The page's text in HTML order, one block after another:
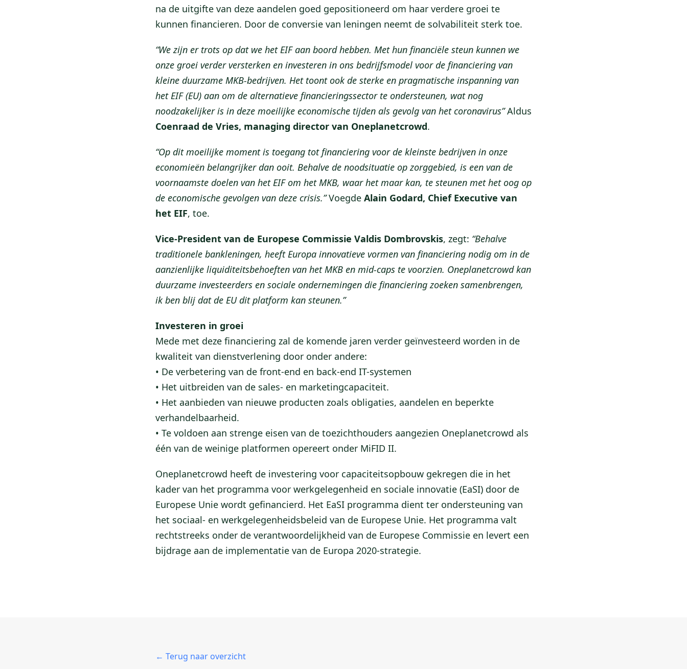
na de uitgifte van deze aandelen goed gepositioneerd om haar verdere groei te
kunnen financieren. Door de conversie van leningen neemt de solvabiliteit sterk toe.
“We zijn er trots op dat we het EIF aan boord hebben. Met hun financiële steun kunnen we
onze groei verder versterken en investeren in ons bedrijfsmodel voor de financiering van
kleine duurzame MKB-bedrijven. Het toont ook de sterke en pragmatische inspanning van
het EIF (EU) aan om de alternatieve financieringssector te ondersteunen, wat nog
noodzakelijker is in deze moeilijke economische tijden als gevolg van het coronavirus”Aldus
Coenraad de Vries, managing director van Oneplanetcrowd.
“Op dit moeilijke moment is toegang tot financiering voor de kleinste bedrijven in onze
economieën belangrijker dan ooit. Behalve de noodsituatie op zorggebied, is een van de
voornaamste doelen van het EIF om het MKB, waar het maar kan, te steunen met het oog op
de economische gevolgen van deze crisis.”Voegde Alain Godard, Chief Executive van
het EIF, toe.
Vice-President van de Europese Commissie Valdis Dombrovskis, zegt: “Behalve
traditionele bankleningen, heeft Europa innovatieve vormen van financiering nodig om in de
aanzienlijke liquiditeitsbehoeften van het MKB en mid-caps te voorzien. Oneplanetcrowd kan
duurzame investeerders en sociale ondernemingen die financiering zoeken samenbrengen,
ik ben blij dat de EU dit platform kan steunen.”
Investeren in groei
Mede met deze financiering zal de komende jaren verder geïnvesteerd worden in de
kwaliteit van dienstverlening door onder andere:
• De verbetering van de front-end en back-end IT-systemen
• Het uitbreiden van de sales- en marketingcapaciteit.
• Het aanbieden van nieuwe producten zoals obligaties, aandelen en beperkte
verhandelbaarheid.
• Te voldoen aan strenge eisen van de toezichthouders aangezien Oneplanetcrowd als
één van de weinige platformen opereert onder MiFID II.
Oneplanetcrowd heeft de investering voor capaciteitsopbouw gekregen die in het
kader van het programma voor werkgelegenheid en sociale innovatie (EaSI) door de
Europese Unie wordt gefinancierd. Het EaSI programma dient ter ondersteuning van
het sociaal- en werkgelegenheidsbeleid van de Europese Unie. Het programma valt
rechtstreeks onder de verantwoordelijkheid van de Europese Commissie en levert een
bijdrage aan de implementatie van de Europa 2020-strategie.
← Terug naar overzicht